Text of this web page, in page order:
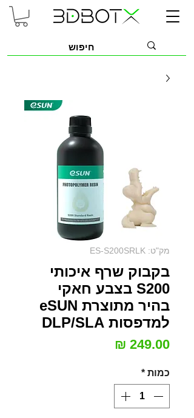
מק"ט: ES-S200SRLK
בקבוק שרף איכותי
S200 בצבע חאקי
בהיר מתוצרת eSUN
למדפסות DLP/SLA
כמות *